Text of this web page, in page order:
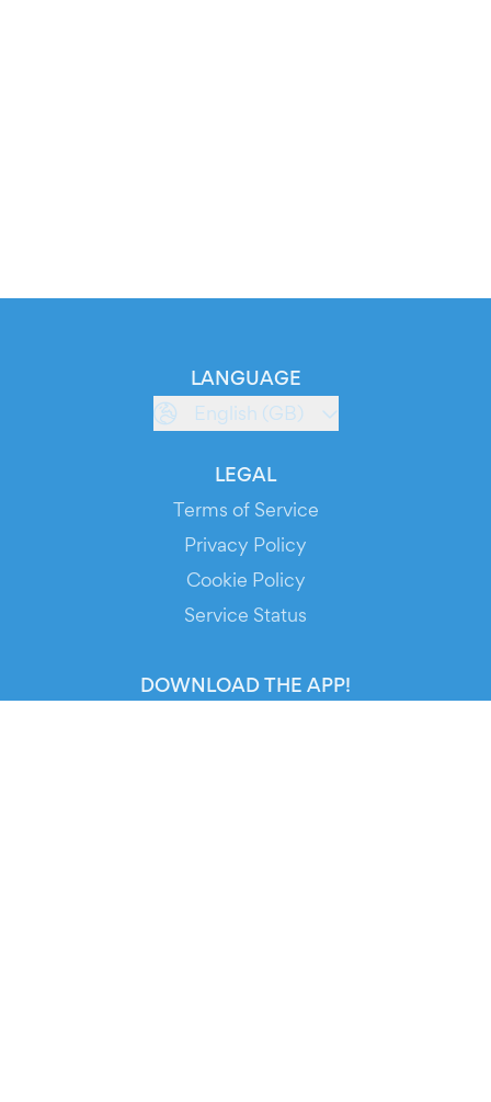
LANGUAGE
English (GB)
LEGAL
Terms of Service
Privacy Policy
Cookie Policy
Service Status
DOWNLOAD THE APP!